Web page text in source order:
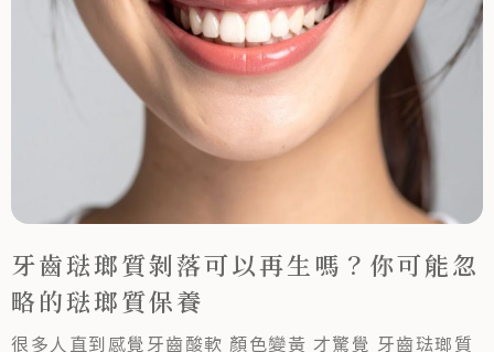
牙齒琺瑯質剝落可以再生嗎？你可能忽
略的琺瑯質保養
很多人直到感覺牙齒酸軟 顏色變黃 才驚覺 牙齒琺瑯質